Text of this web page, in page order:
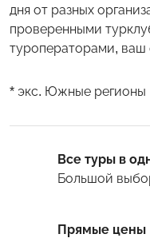
дня от разных
проверенными
туроператорами, ваш
* экс. Южные регионы
Все туры в
Большой
Прямые цены